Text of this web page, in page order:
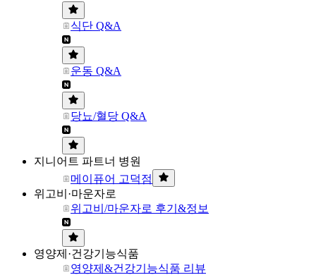
식단 Q&A
운동 Q&A
당뇨/혈당 Q&A
지니어트 파트너 병원
메이퓨어 고덕점
위고비·마운자로
위고비/마운자로 후기&정보
영양제·건강기능식품
영양제&건강기능식품 리뷰